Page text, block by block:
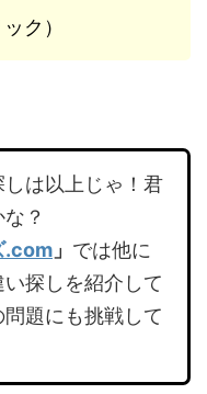
ク）
は以上じゃ！君
？
.com 」 では他に
探しを紹介して
題にも挑戦して